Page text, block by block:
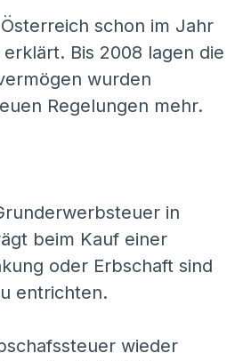
schon im Jahr
Bis 2008 lagen die
wurden
Regelungen mehr.
in
beim Kauf einer
oder Erbschaft sind
entrichten.
wieder